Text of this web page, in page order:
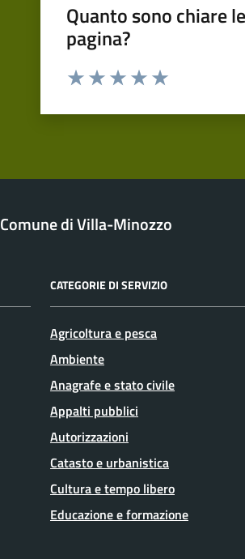
Quanto sono chiare
pagina?
Comune di Villa-Minozzo
CATEGORIE DI SERVIZIO
Agricoltura e pesca
Ambiente
Anagrafe e stato civile
Appalti pubblici
Autorizzazioni
Catasto e urbanistica
Cultura e tempo libero
Educazione e formazione